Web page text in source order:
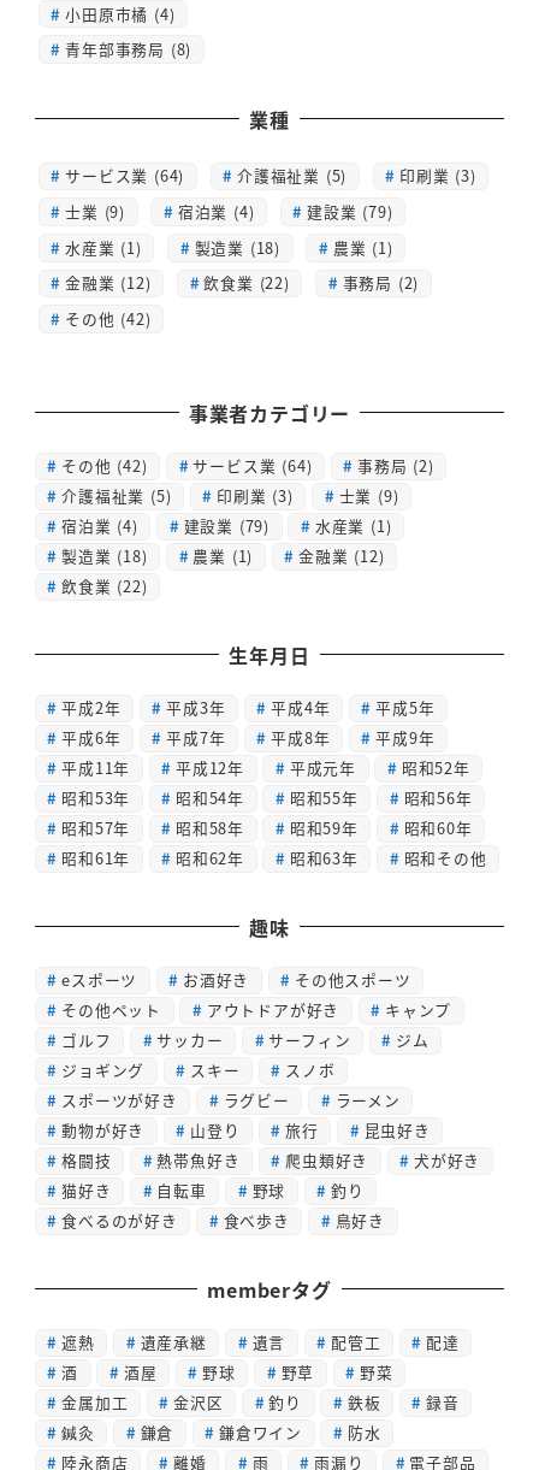
小田原市橘 (4)
青年部事務局 (8)
業種
サービス業 (64) 介護福祉業 (5)
印刷業 (3)
士業 (9)
宿泊業 (4)
建設業 (79)
水産業 (1)
製造業 (18)
農業 (1)
金融業 (12)
飲食業 (22)
事務局 (2)
その他 (42)
事業者カテゴリー
その他 (42) サービス業 (64) 事務局 (2)
介護福祉業 (5) 印刷業 (3) 士業 (9)
宿泊業 (4) 建設業 (79) 水産業 (1)
製造業 (18) 農業 (1) 金融業 (12)
飲食業 (22)
生年月日
平成2年 平成3年 平成4年
平成5年
平成6年
平成7年 平成8年
平成9年
平成11年
平成12年 平成元年
昭和52年
昭和53年
昭和54年 昭和55年
昭和56年
昭和57年
昭和58年 昭和59年
昭和60年
昭和61年
昭和62年 昭和63年 昭和その他
趣味
eスポーツ お酒好き
その他スポーツ
その他ペット
アウトドアが好き
キャンプ
ゴルフ
サッカー サーフィン
ジム
ジョギング
スキー
スノボ
スポーツが好き
ラグビー
ラーメン
動物が好き
山登り 旅行
昆虫好き
格闘技
熱帯魚好き 爬虫類好き
犬が好き
猫好き
自転車 野球
釣り
食べるのが好き
食べ歩き 鳥好き
memberタグ
遮熱 遺産承継 遺言 配管工
配達
酒
酒屋 野球 野草
野菜
金属加工
金沢区 釣り 鉄板
録音
鍼灸
鎌倉 鎌倉ワイン
防水
陸永商店
離婚 雨 雨漏り 電子部品